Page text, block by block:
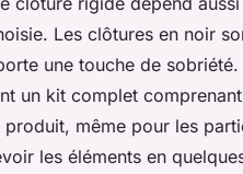
Les clôtures en noir
une touche de
un kit complet
même pour les
les éléments en